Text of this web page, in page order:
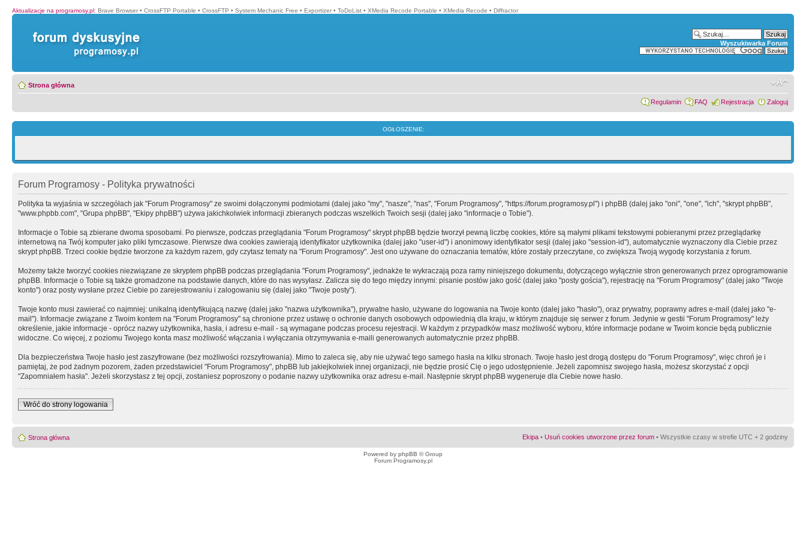
Aktualizacje na programosy.pl: Brave Browser • CrossFTP Portable • CrossFTP • System Mechanic Free • Exportizer • ToDoList • XMedia Recode Portable • XMedia Recode • Diffractor
Wyszukiwarka Forum
Strona główna
Regulamin FAQ Rejestracja Zaloguj
OGŁOSZENIE:
Forum Programosy - Polityka prywatności
Polityka ta wyjaśnia w szczegółach jak "Forum Programosy" ze swoimi dołączonymi podmiotami (dalej jako "my", "nasze", "nas", "Forum Programosy", "https://forum.programosy.pl") i phpBB (dalej jako "oni", "one", "ich", "skrypt phpBB",
"www.phpbb.com", "Grupa phpBB", "Ekipy phpBB") używa jakichkolwiek informacji zbieranych podczas wszelkich Twoich sesji (dalej jako "informacje o Tobie").
Informacje o Tobie są zbierane dwoma sposobami. Po pierwsze, podczas przeglądania "Forum Programosy" skrypt phpBB będzie tworzył pewną liczbę cookies, które są małymi plikami tekstowymi pobieranymi przez przeglądarkę
internetową na Twój komputer jako pliki tymczasowe. Pierwsze dwa cookies zawierają identyfikator użytkownika (dalej jako "user-id") i anonimowy identyfikator sesji (dalej jako "session-id"), automatycznie wyznaczony dla Ciebie przez
skrypt phpBB. Trzeci cookie będzie tworzone za każdym razem, gdy czytasz tematy na "Forum Programosy". Jest ono używane do oznaczania tematów, które zostały przeczytane, co zwiększa Twoją wygodę korzystania z forum.
Możemy także tworzyć cookies niezwiązane ze skryptem phpBB podczas przeglądania "Forum Programosy", jednakże te wykraczają poza ramy niniejszego dokumentu, dotyczącego wyłącznie stron generowanych przez oprogramowanie
phpBB. Informacje o Tobie są także gromadzone na podstawie danych, które do nas wysyłasz. Zalicza się do tego między innymi: pisanie postów jako gość (dalej jako "posty gościa"), rejestrację na "Forum Programosy" (dalej jako "Twoje
konto") oraz posty wysłane przez Ciebie po zarejestrowaniu i zalogowaniu się (dalej jako "Twoje posty").
Twoje konto musi zawierać co najmniej: unikalną identyfikującą nazwę (dalej jako "nazwa użytkownika"), prywatne hasło, używane do logowania na Twoje konto (dalej jako "hasło"), oraz prywatny, poprawny adres e-mail (dalej jako "e-
mail"). Informacje związane z Twoim kontem na "Forum Programosy" są chronione przez ustawę o ochronie danych osobowych odpowiednią dla kraju, w którym znajduje się serwer z forum. Jedynie w gestii "Forum Programosy" leży
określenie, jakie informacje - oprócz nazwy użytkownika, hasła, i adresu e-mail - są wymagane podczas procesu rejestracji. W każdym z przypadków masz możliwość wyboru, które informacje podane w Twoim koncie będą publicznie
widoczne. Co więcej, z poziomu Twojego konta masz możliwość włączania i wyłączania otrzymywania e-maili generowanych automatycznie przez phpBB.
Dla bezpieczeństwa Twoje hasło jest zaszyfrowane (bez możliwości rozszyfrowania). Mimo to zaleca się, aby nie używać tego samego hasła na kilku stronach. Twoje hasło jest drogą dostępu do "Forum Programosy", więc chroń je i
pamiętaj, że pod żadnym pozorem, żaden przedstawiciel "Forum Programosy", phpBB lub jakiejkolwiek innej organizacji, nie będzie prosić Cię o jego udostępnienie. Jeżeli zapomnisz swojego hasła, możesz skorzystać z opcji
"Zapomniałem hasła". Jeżeli skorzystasz z tej opcji, zostaniesz poproszony o podanie nazwy użytkownika oraz adresu e-mail. Następnie skrypt phpBB wygeneruje dla Ciebie nowe hasło.
Wróć do strony logowania
Strona główna Ekipa • Usuń cookies utworzone przez forum • Wszystkie czasy w strefie UTC + 2 godziny
Powered by phpBB © Group
Forum Programosy.pl